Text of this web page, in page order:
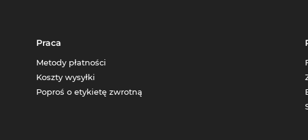
Praca
Metody płatności
Koszty wysyłki
Poproś o etykietę zwrotną